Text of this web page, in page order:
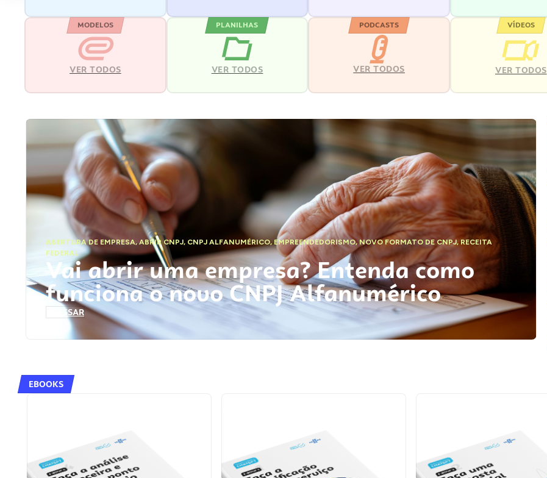
MODELOS
VER TODOS
PLANILHAS
VER TODOS
PODCASTS
VER TODOS
VÍDEOS
VER TODOS
ABERTURA DE EMPRESA,ABRIR CNPJ, CNPJ ALFANUMÉRICO, EMPREENDEDORISMO,NOVO FORMATO DE CNPJ,RECEITA
FEDERAL
Vai abrir uma empresa? Entenda como
funciona o novo CNPJ Alfanumérico
ACESSAR
EBOOKS